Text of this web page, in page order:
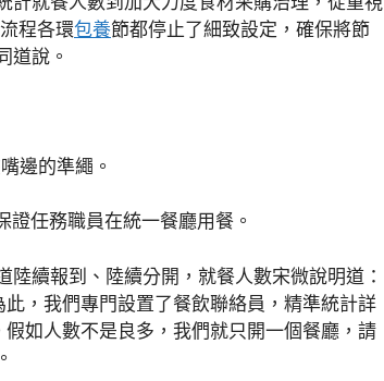
程各環包養節都停止了細致設定，確保將節
道說。
邊的準繩。
任務職員在統一餐廳用餐。
陸續報到、陸續分開，就餐人數宋微說明道：
，我們專門設置了餐飲聯絡員，精準統計詳
如人數不是良多，我們就只開一個餐廳，請